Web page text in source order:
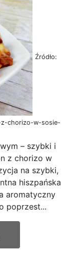
Źródło:
chorizo-w-sosie-
– szybki i
z chorizo w
na szybki,
hiszpańska
aromatyczny
poprzest...